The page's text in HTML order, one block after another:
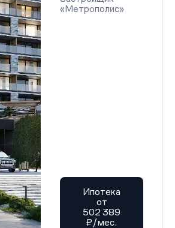
«Метрополис»
Ипотека
от
502 389
₽/мес.